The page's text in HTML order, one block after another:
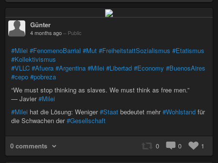
Günter
4 months ago – Public
#Milei #FenomenoBarrial #Mut #FreiheitstattSozialismus #Etatismus
#Kollektivismus
#VLLC #Afuera #Argentina #Milei #Libertad #Economy #BuenosAires
#cepo #pobreza
“We must stop thinking as slaves. We must think as free men.”
— Javier#Milei
#Milei hat die Lösung: Weniger#Staat bedeutet mehr#Wohlstand für
die Schwachen der#Gesellschaft
0 comments 0 0 1